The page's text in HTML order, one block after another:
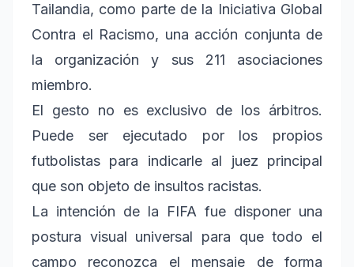
Tailandia, como parte de la Iniciativa Global
Contra el Racismo, una acción conjunta de
la organización y sus 211 asociaciones
miembro.
El gesto no es exclusivo de los árbitros.
Puede ser ejecutado por los propios
futbolistas para indicarle al juez principal
que son objeto de insultos racistas.
La intención de la FIFA fue disponer una
postura visual universal para que todo el
campo reconozca el mensaje de forma